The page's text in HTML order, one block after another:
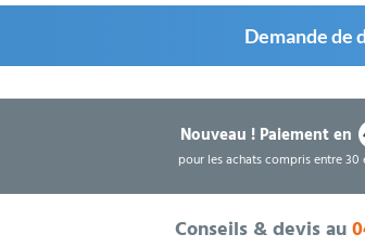
Demande de
Nouveau !Paiement en
pour les achats compris entre 30
Conseils & devis au